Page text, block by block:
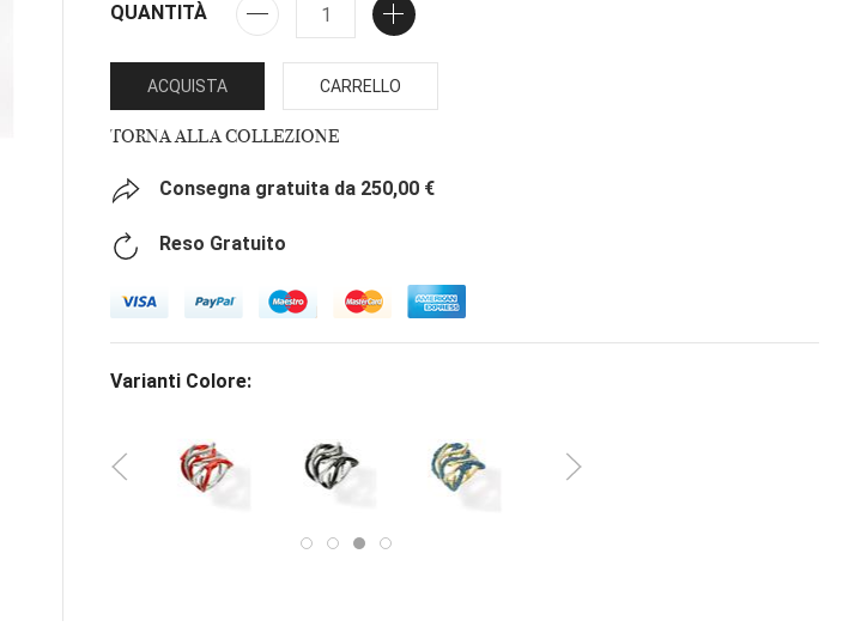
QUANTITÀ
ACQUISTA CARRELLO
TORNA ALLA COLLEZIONE
Consegna gratuita da 250,00 €
Reso Gratuito
Varianti Colore: